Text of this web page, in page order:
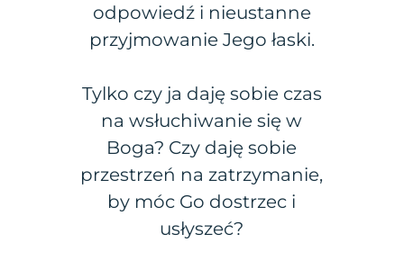
odpowiedź i nieustanne
przyjmowanie Jego łaski.
Tylko czy ja daję sobie czas
na wsłuchiwanie się w
Boga? Czy daję sobie
przestrzeń na zatrzymanie,
by móc Go dostrzec i
usłyszeć?